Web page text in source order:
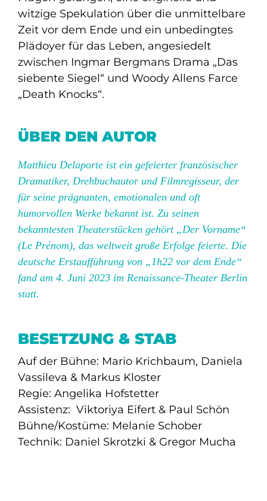
witzige Spekulation über die unmittelbare
Zeit vor dem Ende und ein unbedingtes
Plädoyer für das Leben, angesiedelt
zwischen Ingmar Bergmans Drama „Das
siebente Siegel“ und Woody Allens Farce
„Death Knocks“.
ÜBER DEN AUTOR
Matthieu Delaporte ist ein gefeierter französischer
Dramatiker, Drehbuchautor und Filmregisseur, der
für seine prägnanten, emotionalen und oft
humorvollen Werke bekannt ist. Zu seinen
bekanntesten Theaterstücken gehört „Der Vorname“
(Le Prénom), das weltweit große Erfolge feierte. Die
deutsche Erstaufführung von „1h22 vor dem Ende“
fand am 4. Juni 2023 im Renaissance-Theater Berlin
statt.
BESETZUNG & STAB
Auf der Bühne: Mario Krichbaum, Daniela
Vassileva & Markus Kloster
Regie: Angelika Hofstetter
Assistenz: Viktoriya Eifert & Paul Schön
Bühne/Kostüme: Melanie Schober
Technik: Daniel Skrotzki & Gregor Mucha